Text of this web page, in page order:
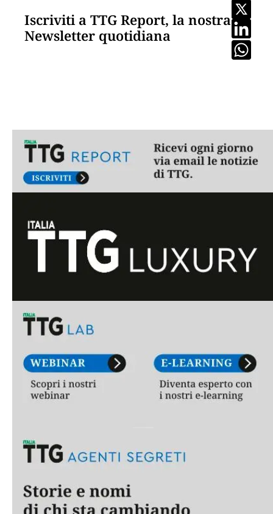
Iscriviti a TTG Report, la nostra
Newsletter quotidiana